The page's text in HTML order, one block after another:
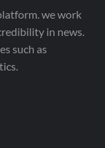
we work
in news.
such as